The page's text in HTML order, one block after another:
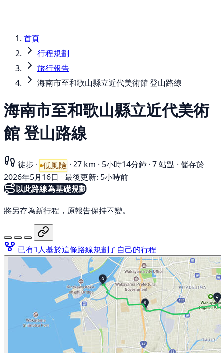
首頁
行程規劃
旅行報告
海南市至和歌山縣立近代美術館 登山路線
海南市至和歌山縣立近代美術
館 登山路線
徒步 · 低風險 · 27 km · 5小時14分鐘 · 7 站點 · 儲存於
2026年5月16日 · 最後更新: 5小時前
以此路線為基礎規劃
將另存為新行程，原報告保持不變。
已有1人基於這條路線規劃了自己的行程